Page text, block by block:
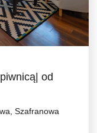
od
Szafranowa